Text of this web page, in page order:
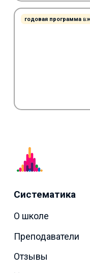
годовая программа
Систематика
О школе
Преподаватели
Отзывы